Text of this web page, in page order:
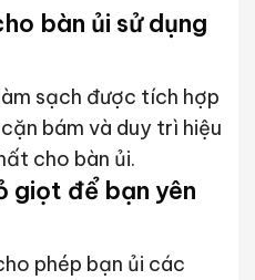
bàn ủi sử dụng
sạch được tích hợp
bám và duy trì hiệu
cho bàn ủi.
giọt để bạn yên
phép bạn ủi các